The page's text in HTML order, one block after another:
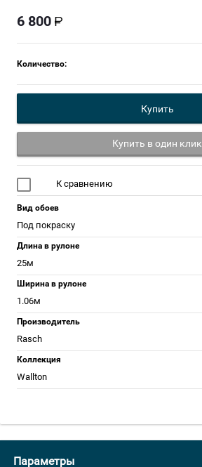
6 800
Количество:
Купить
Купить в один клик
К сравнению
Вид обоев
Под покраску
Длина в рулоне
25м
Ширина в рулоне
1.06м
Производитель
Rasch
Коллекция
Wallton
Параметры